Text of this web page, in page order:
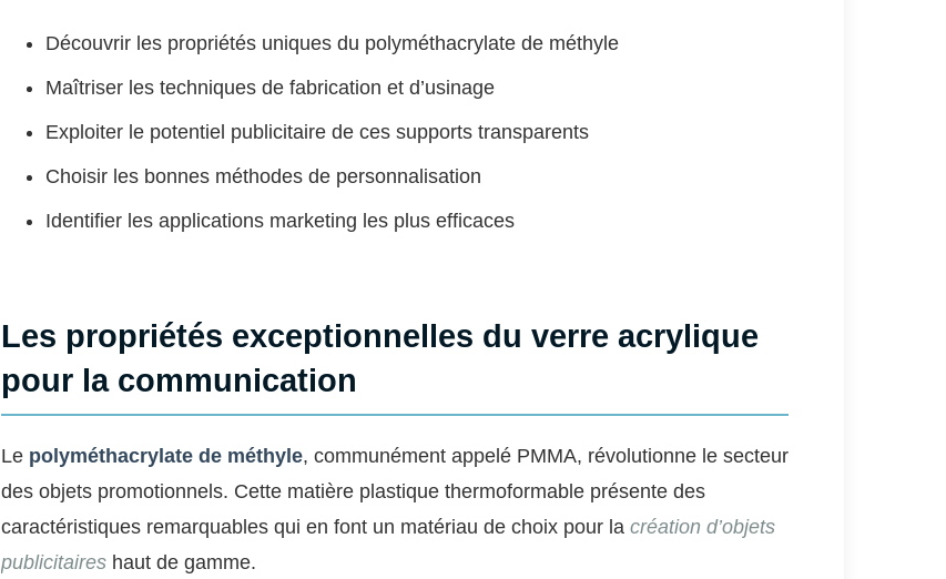
Découvrir les propriétés uniques du polyméthacrylate de méthyle
Maîtriser les techniques de fabrication et d’usinage
Exploiter le potentiel publicitaire de ces supports transparents
Choisir les bonnes méthodes de personnalisation
Identifier les applications marketing les plus efficaces
Les propriétés exceptionnelles du verre acrylique
pour la communication
Le polyméthacrylate de méthyle, communément appelé PMMA, révolutionne le secteur
des objets promotionnels. Cette matière plastique thermoformable présente des
caractéristiques remarquables qui en font un matériau de choix pour la création d’objets
publicitaires haut de gamme.